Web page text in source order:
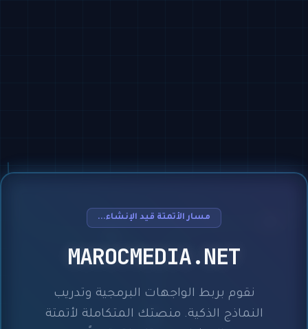
مسار الأتمتة قيد الإنشاء...
MAROCMEDIA.NET
نقوم بربط الواجهات البرمجية وتدريب
النماذج الذكية. منصتك المتكاملة لأتمتة